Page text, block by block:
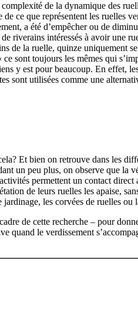
de la dynamique des
de ce que représentent les
a été d’empêcher ou de
riverains intéressés à avoir une
de la ruelle, quinze uniquement
sont toujours les mêmes qui
y est pour beaucoup. En effet,
sont utilisées comme une
Et bien on retrouve dans les
un peu plus, on observe que la
permettent un contact
de leurs ruelles les apaise,
les corvées de ruelles
de cette recherche – pour
quand le verdissement